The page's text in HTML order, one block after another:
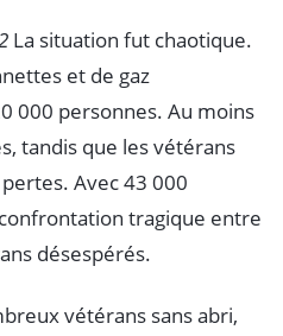
La situation fut chaotique.
et de gaz
000 personnes. Au moins
tandis que les vétérans
Avec 43 000
tragique entre
désespérés.
vétérans sans abri,